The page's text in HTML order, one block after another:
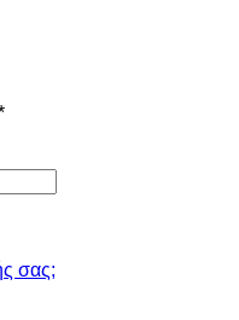
Απαιτείται
σας;